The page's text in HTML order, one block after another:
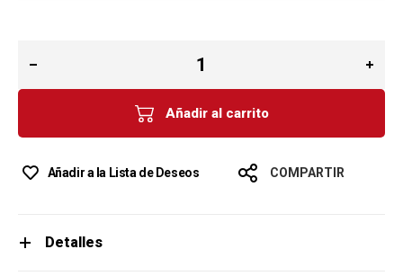
Añadir al carrito
Añadir a la Lista de Deseos COMPARTIR
Detalles